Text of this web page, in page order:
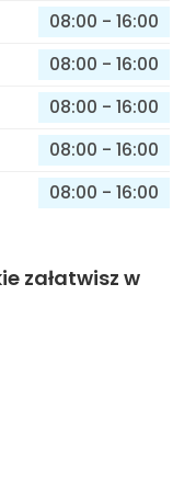
08:00 - 16:00
08:00 - 16:00
08:00 - 16:00
08:00 - 16:00
08:00 - 16:00
załatwisz w